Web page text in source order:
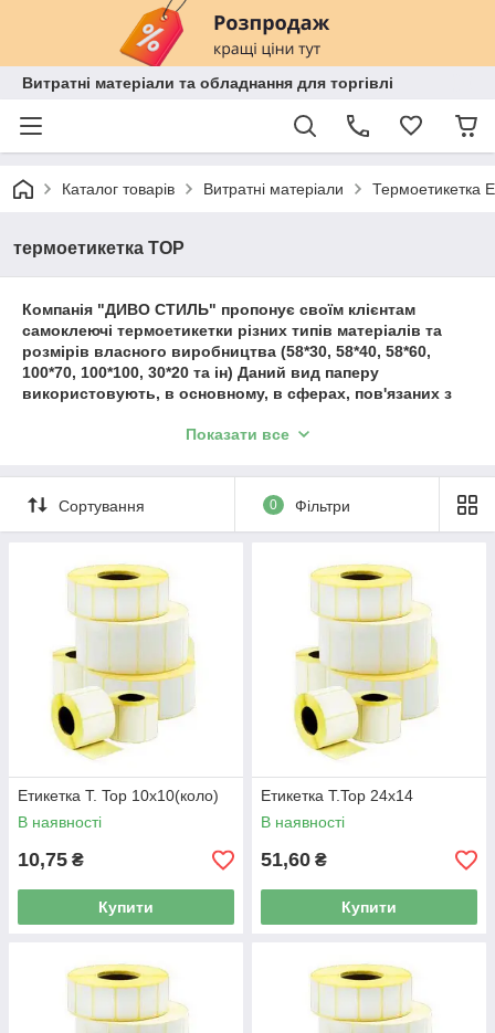
Витратні матеріали та обладнання для торгівлі
Каталог товарів Витратні матеріали Термоетикетка
термоетикетка ТОР
Компанія "ДИВО СТИЛЬ" пропонує своїм клієнтам
самоклеючі термоетикетки різних типів матеріалів та
розмірів власного виробництва (58*30, 58*40, 58*60,
100*70, 100*100, 30*20 та ін) Даний вид паперу
використовують, в основному, в сферах, пов'язаних з
виробництвах, складах, як засіб реклами і передачі
Показати все
Сортування 0 Фільтри
Етикетка T. Top 10x10(коло)
В наявності
10,75 ₴
Купити
Етикетка T.Top 24x14
В наявності
51,60 ₴
Купити